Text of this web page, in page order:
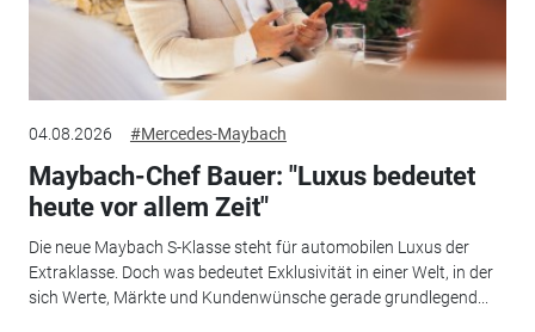
04.08.2026 #Mercedes-Maybach
Maybach-Chef Bauer: "Luxus bedeutet
heute vor allem Zeit"
Die neue Maybach S-Klasse steht für automobilen Luxus der
Extraklasse. Doch was bedeutet Exklusivität in einer Welt, in der
sich Werte, Märkte und Kundenwünsche gerade grundlegend...